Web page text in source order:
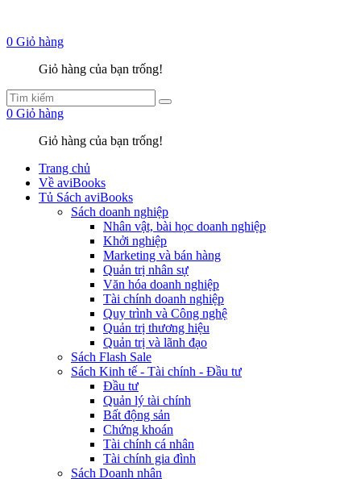
0 Giỏ hàng
Giỏ hàng của bạn trống!
0 Giỏ hàng
Giỏ hàng của bạn trống!
Trang chủ
Về aviBooks
Tủ Sách aviBooks
Sách doanh nghiệp
Nhân vật, bài học doanh nghiệp
Khởi nghiệp
Marketing và bán hàng
Quản trị nhân sự
Văn hóa doanh nghiệp
Tài chính doanh nghiệp
Quy trình và Công nghệ
Quản trị thương hiệu
Quản trị và lãnh đạo
Sách Flash Sale
Sách Kinh tế - Tài chính - Đầu tư
Đầu tư
Quản lý tài chính
Bất động sản
Chứng khoán
Tài chính cá nhân
Tài chính gia đình
Sách Doanh nhân